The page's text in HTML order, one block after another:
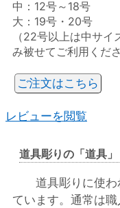
中：12号～18号
大：19号・20号
（22号以上は中サ
み被せてご利用くださ
ご注文はこちら
レビューを閲覧
道具彫りの「道具」
道具彫りに使わ
ています。通常は